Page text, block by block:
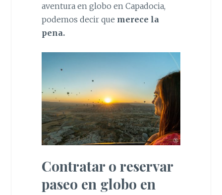
aventura en globo en Capadocia,
podemos decir que merece la
pena.
Contratar o reservar
paseo en globo en